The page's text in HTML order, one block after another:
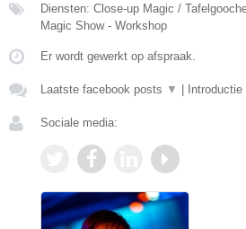
Diensten: Close-up Magic /
Magic Show - Workshop
Er wordt gewerkt op afspraak.
Laatste facebook posts ▼
Sociale media: